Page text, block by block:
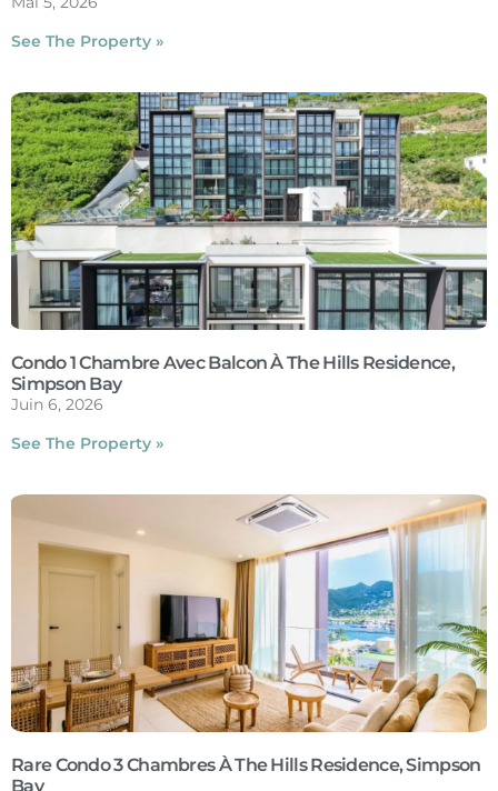
See The Property »
Condo 1 Chambre Avec Balcon À The Hills Residence,
Simpson Bay
Juin 6, 2026
See The Property »
Rare Condo 3 Chambres À The Hills Residence, Simpson
Bay